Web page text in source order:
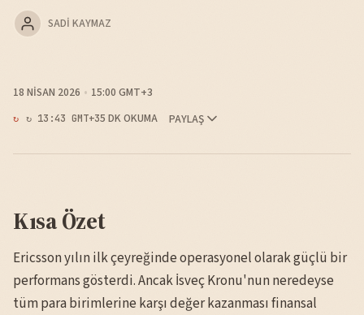
SADI KAYMAZ
18 NISAN 2026 15:00 GMT+3
↻ 13:43 GMT+35 DK OKUMA PAYLAŞ
Kısa Özet
Ericsson yılın ilk çeyreğinde operasyonel olarak güçlü bir
performans gösterdi. Ancak İsveç Kronu'nun neredeyse
tüm para birimlerine karşı değer kazanması finansal